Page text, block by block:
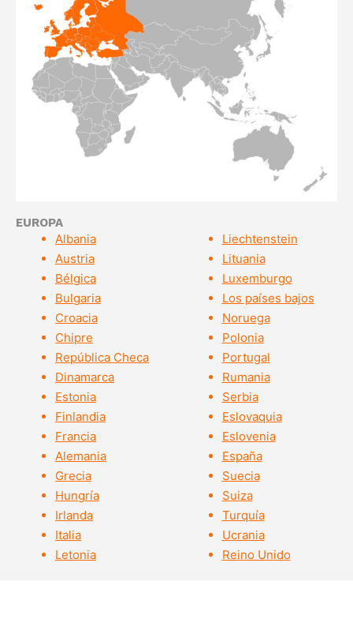
EUROPA
Albania
Austria
Bélgica
Bulgaria
Croacia
Chipre
República Checa
Dinamarca
Estonia
Finlandia
Francia
Alemania
Grecia
Hungría
Irlanda
Italia
Letonia
Liechtenstein
Lituania
Luxemburgo
Los países bajos
Noruega
Polonia
Portugal
Rumania
Serbia
Eslovaquia
Eslovenia
España
Suecia
Suiza
Turquía
Ucrania
Reino Unido